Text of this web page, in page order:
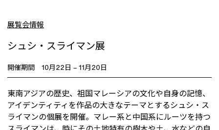
展覧会情報
シュシ・スライマン展
開催期間 10月22日 – 11月20日
東南アジアの歴史、祖国マレーシアの文化や自身の記憶、
アイデンティティを作品の大きなテーマとするシュシ・ス
ライマンの個展を開催。マレー系と中国系にルーツを持つ